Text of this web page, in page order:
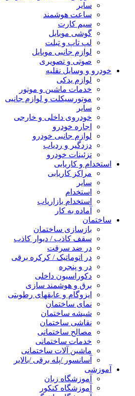
سایر
ساعت هوشمند
سیم کارت
گوشی موبایل
لپ تاپ و تبلت
لوازم جانبی موبایل
صوتی و تصویری
خودرو و وسایل نقلیه
لوازم یدکی
خدمات ماشین و موتور
موتورسیکلت و لوازم جانبی
سایر
خودروی داخلی و خارجی
اجاره خودرو
لوازم جانبی خودرو
دزدگیر و ردیاب
تزئینات خودرو
استخدام و کاریابی
مراکز کاریابی
سایر
استخدام
استخدام بازاریاب
آماده به کار
ساختمان
بازسازی ساختمان
سقف کاذب / دیوار کاذب
در ضد سرقت
در اتوماتیک / کرکره برقی
در و پنجره
دکوراسیون داخلی
برق و هوشمند سازی
ایزوگام و عایقهای رطوبتی
نمای ساختمان
شیشه ساختمان
نقاشی ساختمان
مصالح ساختمانی
خدمات ساختمانی
ماشین آلات ساختمانی
آسانسور /پله برقی /بالابر
آموزشی
آموزشگاه زبان
آموزشگاه کنکور